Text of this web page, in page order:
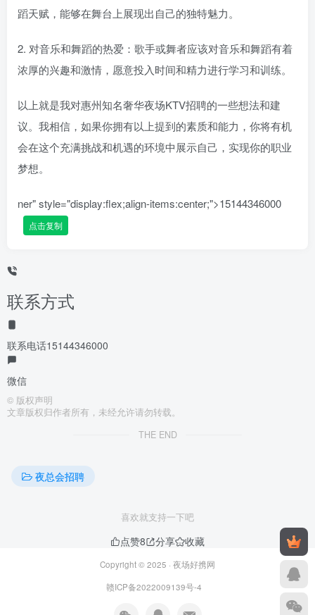
蹈天赋，能够在舞台上展现出自己的独特魅力。
2. 对音乐和舞蹈的热爱：歌手或舞者应该对音乐和舞蹈有着
浓厚的兴趣和激情，愿意投入时间和精力进行学习和训练。
以上就是我对惠州知名奢华夜场KTV招聘的一些想法和建
议。我相信，如果你拥有以上提到的素质和能力，你将有机
会在这个充满挑战和机遇的环境中展示自己，实现你的职业
梦想。
ner" style="display:flex;align-items:center;">15144346000
点击复制
联系方式
联系电话15144346000
微信
© 版权声明
文章版权归作者所有，未经允许请勿转载。
THE END
夜总会招聘
喜欢就支持一下吧
点赞8 分享 收藏
Copyright © 2025 · 夜场好携网
赣ICP备2022009139号-4